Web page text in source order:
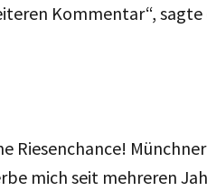
Kommentar“,
Riesenchance!
mich seit mehreren